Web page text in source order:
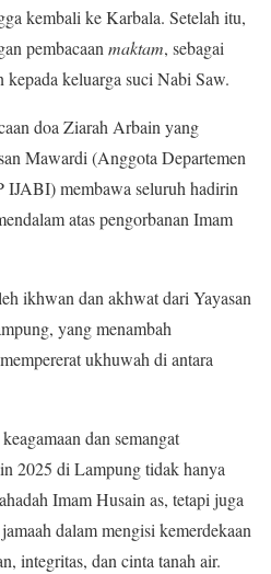
kembali ke Karbala. Setelah itu,
pembacaanmaktam, sebagai
keluarga suci Nabi Saw.
doa Ziarah Arbain yang
Mawardi (Anggota Departemen
IJABI) membawa seluruh hadirin
atas pengorbanan Imam
ikhwan dan akhwat dari Yayasan
yang menambah
ukhuwah di antara
dan semangat
2025 di Lampung tidak hanya
Imam Husain as, tetapi juga
dalam mengisi kemerdekaan
integritas, dan cinta tanah air.